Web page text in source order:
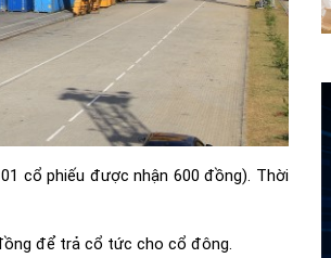
cổ phiếu được nhận 600 đồng). Thời
để trả cổ tức cho cổ đông.